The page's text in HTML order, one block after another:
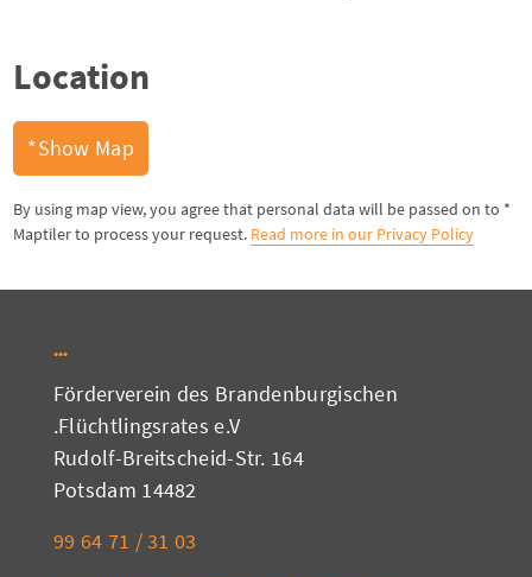
Location
Show Map*
* By using map view, you agree that personal data will be passed on to
Maptiler to process your request. Read more in our Privacy Policy
Förderverein des Brandenburgischen
Flüchtlingsrates e.V.
Rudolf-Breitscheid-Str. 164
14482 Potsdam
03 31 / 71 64 99